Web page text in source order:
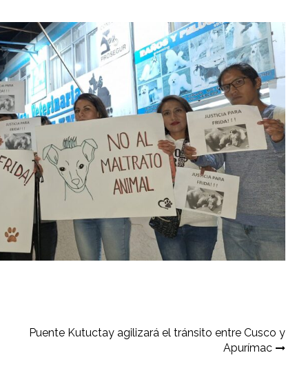
Puente Kutuctay agilizará el tránsito entre Cusco y
Apurímac